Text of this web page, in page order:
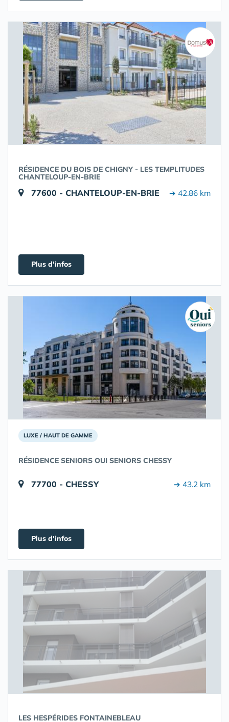
RÉSIDENCE DU BOIS DE CHIGNY - LES TEMPLITUDES
CHANTELOUP-EN-BRIE
77600 - CHANTELOUP-EN-BRIE ➔ 42.86 km
Plus d'infos
LUXE / HAUT DE GAMME
RÉSIDENCE SENIORS OUI SENIORS CHESSY
77700 - CHESSY ➔ 43.2 km
Plus d'infos
LES HESPÉRIDES FONTAINEBLEAU